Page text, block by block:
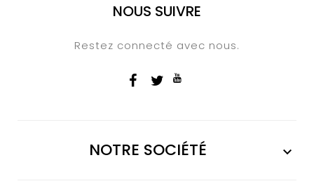
NOUS SUIVRE
Restez connecté avec nous.
NOTRE SOCIÉTÉ 